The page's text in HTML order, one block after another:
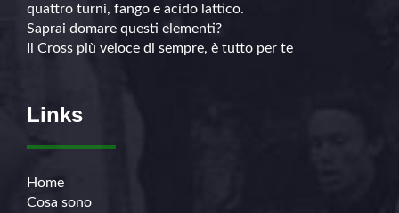
quattro turni, fango e acido lattico.
Saprai domare questi elementi?
Il Cross più veloce di sempre, è tutto per te
Links
Home
Cosa sono